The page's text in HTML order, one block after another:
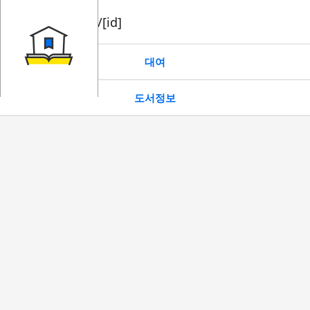
book/rent/[id]
대여
도서정보